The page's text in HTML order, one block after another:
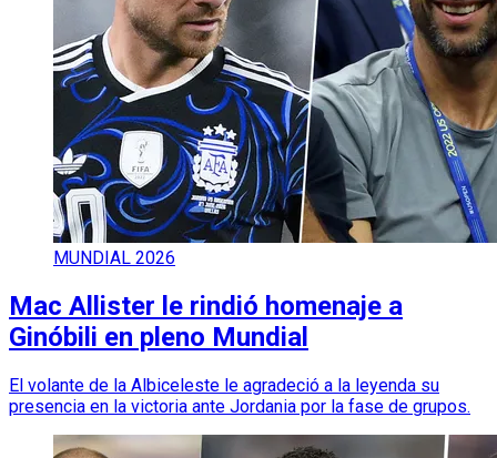
MUNDIAL 2026
Mac Allister le rindió homenaje a
Ginóbili en pleno Mundial
El volante de la Albiceleste le agradeció a la leyenda su
presencia en la victoria ante Jordania por la fase de grupos.